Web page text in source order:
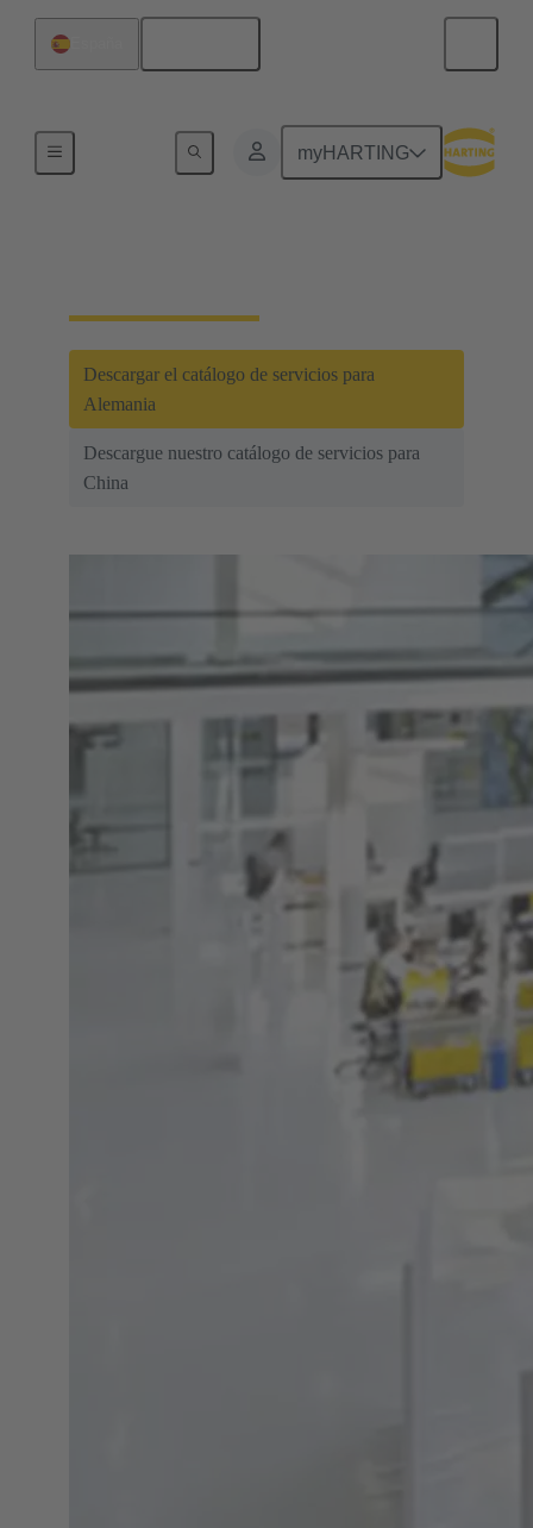
myHARTING
Integrated Management System (IMS)
Descargar el catálogo de servicios para
Alemania
Descargue nuestro catálogo de servicios para
China